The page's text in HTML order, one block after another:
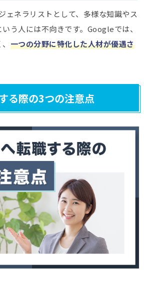
ェネラリストとして、多様な知識やス
う人には不向きです。Googleでは、
一つの分野に特化した人材が優遇さ
る際の3つの注意点